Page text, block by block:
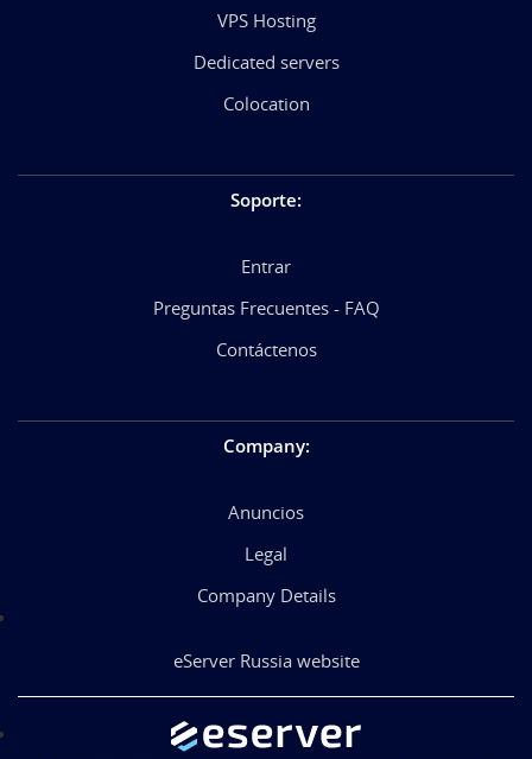
VPS Hosting
Dedicated servers
Colocation
Soporte:
Entrar
Preguntas Frecuentes - FAQ
Contáctenos
Company:
Anuncios
Legal
Company Details
eServer Russia website